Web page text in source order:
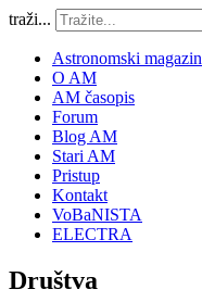
traži...
Astronomski magazin
O AM
AM časopis
Forum
Blog AM
Stari AM
Pristup
Kontakt
VoBaNISTA
ELECTRA
Društva